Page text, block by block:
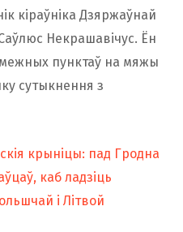
кіраўніка Дзяржаўнай
Некрашавічус. Ён
пунктаў на мяжы
сутыкнення з
крыніцы: пад Гродна
каб ладзіць
і Літвой